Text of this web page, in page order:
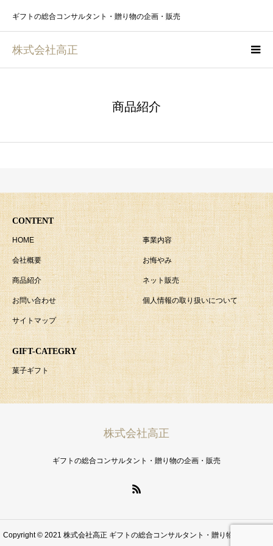
株式会社高正
ギフトの総合コンサルタント・贈り物の企画・販売
商品紹介
CONTENT
HOME 事業内容
会社概要 お悔やみ
商品紹介 ネット販売
お問い合わせ 個人情報の取り扱いについて
サイトマップ
GIFT-CATEGRY
菓子ギフト
株式会社高正
ギフトの総合コンサルタント・贈り物の企画・販売
Copyright © 2021 株式会社高正 ギフトの総合コンサルタント・贈り物の企画・販